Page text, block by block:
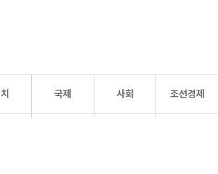
국제 사회 조선경제